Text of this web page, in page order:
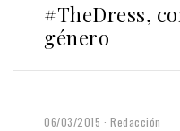
#TheDress,
género
06/03/2015 Redacción